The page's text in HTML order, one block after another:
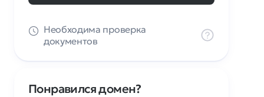
Необходима проверка
документов
Понравился домен?